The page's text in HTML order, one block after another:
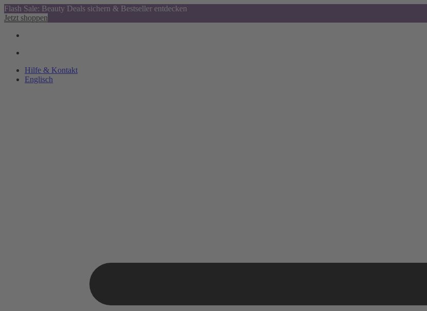
Flash Sale: Beauty Deals sichern & Bestseller entdecken
Jetzt shoppen
Hilfe & Kontakt
Englisch